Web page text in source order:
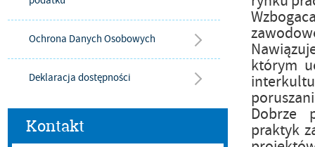
Ochrona Danych Osobowych
Deklaracja dostępności
Kontakt
którym
Dobrze
praktyk